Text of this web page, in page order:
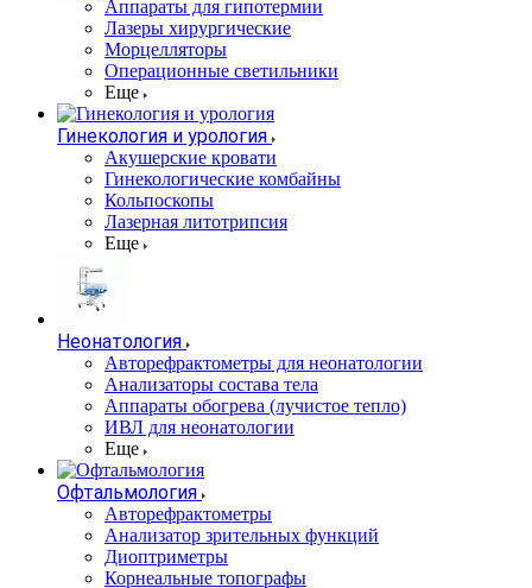
Аппараты для гипотермии
Лазеры хирургические
Морцелляторы
Операционные светильники
Еще
Гинекология и урология
Акушерские кровати
Гинекологические комбайны
Кольпоскопы
Лазерная литотрипсия
Еще
Неонатология
Авторефрактометры для неонатологии
Анализаторы состава тела
Аппараты обогрева (лучистое тепло)
ИВЛ для неонатологии
Еще
Офтальмология
Авторефрактометры
Анализатор зрительных функций
Диоптриметры
Корнеальные топографы